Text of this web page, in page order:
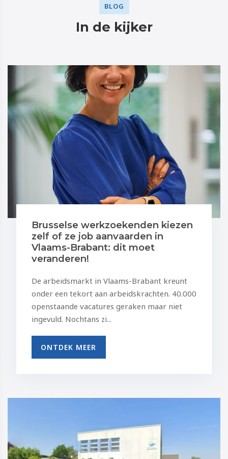
BLOG
In de kijker
Brusselse werkzoekenden kiezen
zelf of ze job aanvaarden in
Vlaams-Brabant: dit moet
veranderen!
De arbeidsmarkt in Vlaams-Brabant kreunt
onder een tekort aan arbeidskrachten. 40.000
openstaande vacatures geraken maar niet
ingevuld. Nochtans zi...
ONTDEK MEER